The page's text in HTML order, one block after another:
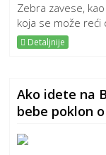
Zebra zavese,
koja se može reći
Detaljnije
Ako idete na
bebe poklon